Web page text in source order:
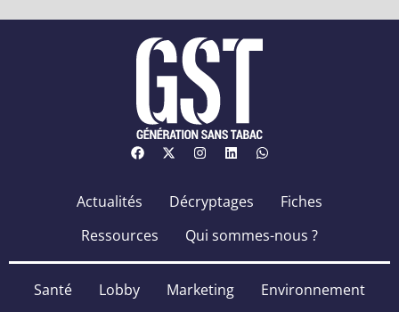
Actualités Décryptages
Fiches
Ressources
Qui sommes-nous ?
Santé Lobby Marketing
Environnement